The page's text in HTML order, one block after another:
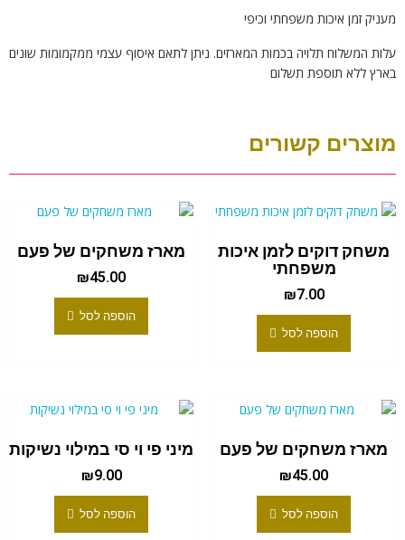
מעניק זמן איכות משפחתי וכיפי
עלות המשלוח תלויה בכמות המארזים. ניתן לתאם איסוף עצמי ממקמומות שונים
בארץ ללא תוספת תשלום
מוצרים קשורים
משחק דוקים לזמן איכות
משפחתי
₪7.00
הוספה לסל
מארז משחקים של פעם
₪45.00
הוספה לסל
מארז משחקים של פעם
₪45.00
הוספה לסל
מיני פי וי סי במילוי נשיקות
₪9.00
הוספה לסל